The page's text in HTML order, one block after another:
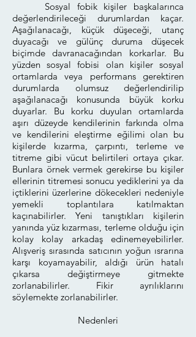
Sosyal fobik kişiler başkalarınca
değerlendirileceği durumlardan kaçar.
Aşağılanacağı, küçük düşeceği, utanç
duyacağı ve gülünç duruma düşecek
biçimde davranacağından korkarlar. Bu
yüzden sosyal fobisi olan kişiler sosyal
ortamlarda veya performans gerektiren
durumlarda olumsuz değerlendirilip
aşağılanacağı konusunda büyük korku
duyarlar. Bu korku duyulan ortamlarda
aşırı düzeyde kendilerinin farkında olma
ve kendilerini eleştirme eğilimi olan bu
kişilerde kızarma, çarpıntı, terleme ve
titreme gibi vücut belirtileri ortaya çıkar.
Bunlara örnek vermek gerekirse bu kişiler
ellerinin titremesi sonucu yediklerini ya da
içtiklerini üzerlerine dökecekleri nedeniyle
yemekli toplantılara katılmaktan
kaçınabilirler. Yeni tanıştıkları kişilerin
yanında yüz kızarması, terleme olduğu için
kolay kolay arkadaş edinemeyebilirler.
Alışveriş sırasında satıcının yoğun ısrarına
karşı koyamayabilir, aldığı ürün hatalı
çıkarsa değiştirmeye gitmekte
zorlanabilirler. Fikir ayrılıklarını
söylemekte zorlanabilirler.
Nedenleri